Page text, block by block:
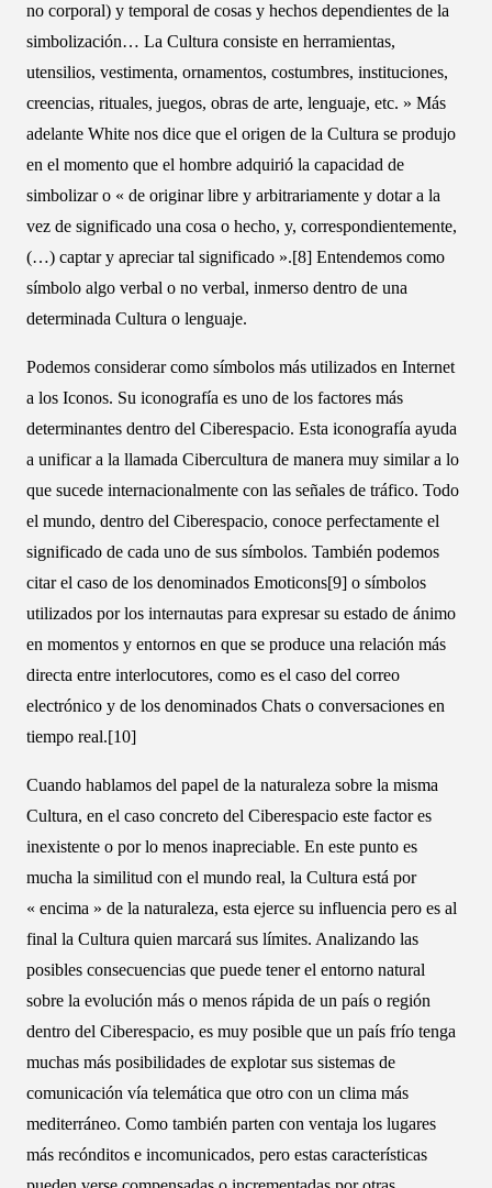
no corporal) y temporal de cosas y hechos dependientes de la
simbolización… La Cultura consiste en herramientas,
utensilios, vestimenta, ornamentos, costumbres, instituciones,
creencias, rituales, juegos, obras de arte, lenguaje, etc. » Más
adelante White nos dice que el origen de la Cultura se produjo
en el momento que el hombre adquirió la capacidad de
simbolizar o « de originar libre y arbitrariamente y dotar a la
vez de significado una cosa o hecho, y, correspondientemente,
(…) captar y apreciar tal significado ».[8] Entendemos como
símbolo algo verbal o no verbal, inmerso dentro de una
determinada Cultura o lenguaje.
Podemos considerar como símbolos más utilizados en Internet
a los Iconos. Su iconografía es uno de los factores más
determinantes dentro del Ciberespacio. Esta iconografía ayuda
a unificar a la llamada Cibercultura de manera muy similar a lo
que sucede internacionalmente con las señales de tráfico. Todo
el mundo, dentro del Ciberespacio, conoce perfectamente el
significado de cada uno de sus símbolos. También podemos
citar el caso de los denominados Emoticons[9] o símbolos
utilizados por los internautas para expresar su estado de ánimo
en momentos y entornos en que se produce una relación más
directa entre interlocutores, como es el caso del correo
electrónico y de los denominados Chats o conversaciones en
tiempo real.[10]
Cuando hablamos del papel de la naturaleza sobre la misma
Cultura, en el caso concreto del Ciberespacio este factor es
inexistente o por lo menos inapreciable. En este punto es
mucha la similitud con el mundo real, la Cultura está por
« encima » de la naturaleza, esta ejerce su influencia pero es al
final la Cultura quien marcará sus límites. Analizando las
posibles consecuencias que puede tener el entorno natural
sobre la evolución más o menos rápida de un país o región
dentro del Ciberespacio, es muy posible que un país frío tenga
muchas más posibilidades de explotar sus sistemas de
comunicación vía telemática que otro con un clima más
mediterráneo. Como también parten con ventaja los lugares
más recónditos e incomunicados, pero estas características